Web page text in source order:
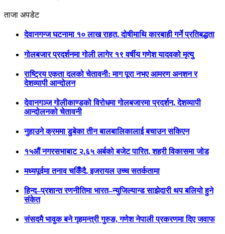
ताजा अपडेट
देवानगन्ज घटनामा १० लाख राहत, दोषीमाथि कारबाही गर्ने प्रतिबद्धता
गोलबजार प्रदर्शनमा गोली लागेर १९ वर्षीय गणेश यादवको मृत्यु
राष्ट्रिय एकता दलको चेतावनी: माग पूरा नभए आमरण अनशन र
देशव्यापी आन्दोलन
देवानगञ्ज गोलीकाण्डको विरोधमा गोलबजारमा प्रदर्शन, देशव्यापी
आन्दोलनको चेतावनी
नुहाउने क्रममा डुबेका तीन बालबालिकालाई बचाउन सकिएन
१५औं नगरसभाबाट २.६५ अर्बको बजेट पारित, शहरी विकासमा जोड
मध्यपूर्वमा तनाव चर्किँदै, इजरायल उच्च सतर्कतामा
हिन्द–प्रशान्त रणनीतिमा भारत–न्युजिल्यान्ड साझेदारी थप बलियो हुने
संकेत
संसदमै भावुक बने गृहमन्त्री गुरुङ, गणेश नेपाली प्रकरणमा दिए जवाफ